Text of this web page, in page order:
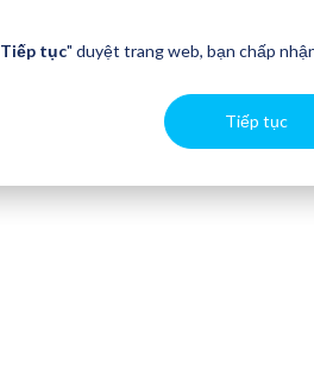
Tiếp tục" duyệt trang web, bạn chấp
Tiếp tục